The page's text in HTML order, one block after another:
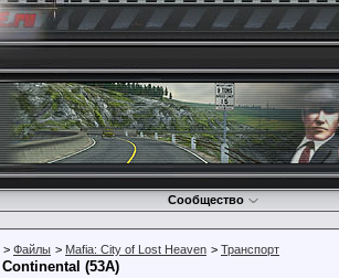
Сообщество
> Файлы > Mafia: City of Lost Heaven > Транспорт
(53А)